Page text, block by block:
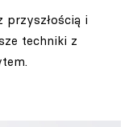
przyszłością i
techniki z